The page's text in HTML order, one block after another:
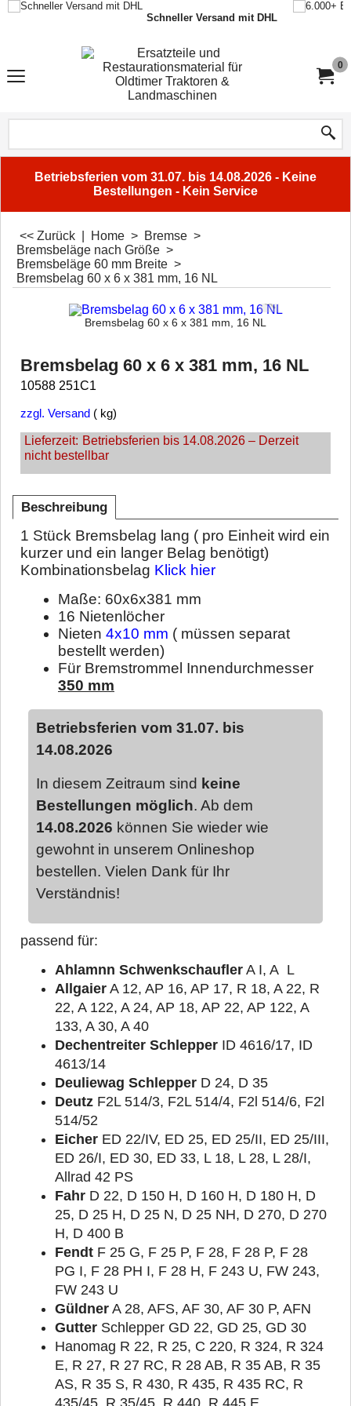
Schneller Versand mit DHL
0
Betriebsferien vom 31.07. bis 14.08.2026 - Keine
Bestellungen - Kein Service
<< Zurück Home > Bremse >
Bremsbeläge nach Größe >
Bremsbeläge 60 mm Breite >
Bremsbelag 60 x 6 x 381 mm, 16 NL
Bremsbelag 60 x 6 x 381 mm, 16 NL
Bremsbelag 60 x 6 x 381 mm, 16 NL
10588 251C1
zzgl. Versand kg
Lieferzeit: Betriebsferien bis 14.08.2026 – Derzeit
nicht bestellbar
Beschreibung
1 Stück Bremsbelag lang ( pro Einheit wird ein
kurzer und ein langer Belag benötigt)
Kombinationsbelag Klick hier
Maße: 60x6x381 mm
16 Nietenlöcher
Nieten 4x10 mm ( müssen separat
bestellt werden)
Für Bremstrommel Innendurchmesser
350 mm
Betriebsferien vom 31.07. bis
14.08.2026
In diesem Zeitraum sind keine
Bestellungen möglich. Ab dem
14.08.2026 können Sie wieder wie
gewohnt in unserem Onlineshop
bestellen. Vielen Dank für Ihr
Verständnis!
passend für:
Ahlamnn Schwenkschaufler A I, A L
Allgaier A 12, AP 16, AP 17, R 18, A 22, R
22, A 122, A 24, AP 18, AP 22, AP 122, A
133, A 30, A 40
Dechentreiter Schlepper ID 4616/17, ID
4613/14
Deuliewag Schlepper D 24, D 35
Deutz F2L 514/3, F2L 514/4, F2l 514/6, F2l
514/52
Eicher ED 22/IV, ED 25, ED 25/II, ED 25/III,
ED 26/I, ED 30, ED 33, L 18, L 28, L 28/I,
Allrad 42 PS
Fahr D 22, D 150 H, D 160 H, D 180 H, D
25, D 25 H, D 25 N, D 25 NH, D 270, D 270
H, D 400 B
Fendt F 25 G, F 25 P, F 28, F 28 P, F 28
PG I, F 28 PH I, F 28 H, F 243 U, FW 243,
FW 243 U
Güldner A 28, AFS, AF 30, AF 30 P, AFN
Gutter Schlepper GD 22, GD 25, GD 30
Hanomag R 22, R 25, C 220, R 324, R 324
E, R 27, R 27 RC, R 28 AB, R 35 AB, R 35
AS, R 35 S, R 430, R 435, R 435 RC, R